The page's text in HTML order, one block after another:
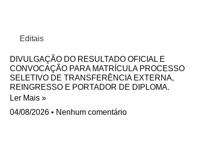
Editais
DIVULGAÇÃO DO RESULTADO OFICIAL E
CONVOCAÇÃO PARA MATRÍCULA PROCESSO
SELETIVO DE TRANSFERÊNCIA EXTERNA,
REINGRESSO E PORTADOR DE DIPLOMA.
Ler Mais »
04/08/2026
Nenhum comentário